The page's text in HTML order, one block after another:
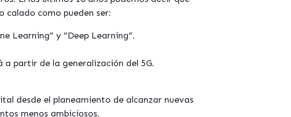
calado como pueden ser:
Learning” y “Deep Learning”.
a partir de la generalización del 5G.
desde el planeamiento de alcanzar nuevas
menos ambiciosos.